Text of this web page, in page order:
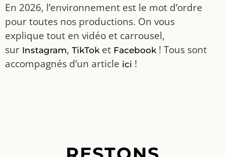
En 2026, l’environnement est le mot d’ordre
pour toutes nos productions. On vous
explique tout en vidéo et carrousel,
sur Instagram, TikToket Facebook! Tous sont
accompagnés d’un article ici !